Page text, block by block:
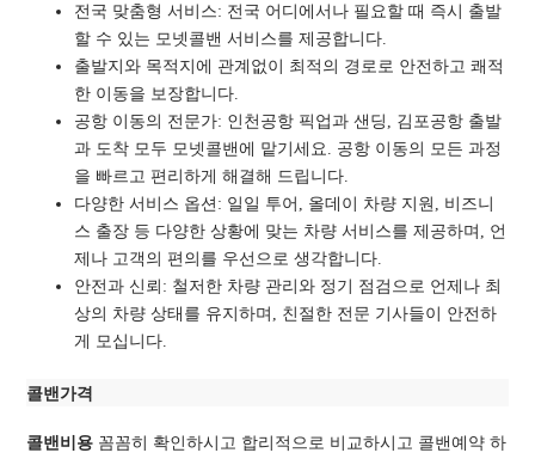
전국 맞춤형 서비스: 전국 어디에서나 필요할 때 즉시 출발
할 수 있는 모넷콜밴 서비스를 제공합니다.
출발지와 목적지에 관계없이 최적의 경로로 안전하고 쾌적
한 이동을 보장합니다.
공항 이동의 전문가: 인천공항 픽업과 샌딩, 김포공항 출발
과 도착 모두 모넷콜밴에 맡기세요. 공항 이동의 모든 과정
을 빠르고 편리하게 해결해 드립니다.
다양한 서비스 옵션: 일일 투어, 올데이 차량 지원, 비즈니
스 출장 등 다양한 상황에 맞는 차량 서비스를 제공하며, 언
제나 고객의 편의를 우선으로 생각합니다.
안전과 신뢰: 철저한 차량 관리와 정기 점검으로 언제나 최
상의 차량 상태를 유지하며, 친절한 전문 기사들이 안전하
게 모십니다.
콜밴가격
콜밴비용 꼼꼼히 확인하시고 합리적으로 비교하시고 콜밴예약 하